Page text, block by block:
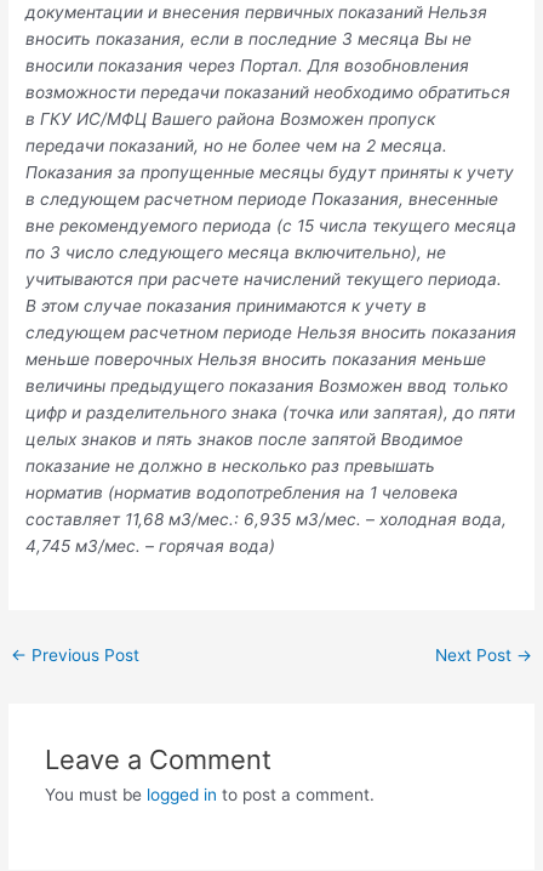
документации и внесения первичных показаний Нельзя
вносить показания, если в последние 3 месяца Вы не
вносили показания через Портал. Для возобновления
возможности передачи показаний необходимо обратиться
в ГКУ ИС/МФЦ Вашего района Возможен пропуск
передачи показаний, но не более чем на 2 месяца.
Показания за пропущенные месяцы будут приняты к учету
в следующем расчетном периоде Показания, внесенные
вне рекомендуемого периода (с 15 числа текущего месяца
по 3 число следующего месяца включительно), не
учитываются при расчете начислений текущего периода.
В этом случае показания принимаются к учету в
следующем расчетном периоде Нельзя вносить показания
меньше поверочных Нельзя вносить показания меньше
величины предыдущего показания Возможен ввод только
цифр и разделительного знака (точка или запятая), до пяти
целых знаков и пять знаков после запятой Вводимое
показание не должно в несколько раз превышать
норматив (норматив водопотребления на 1 человека
составляет 11,68 м3/мес.: 6,935 м3/мес. – холодная вода,
4,745 м3/мес. – горячая вода)
Post
← Previous Post Next Post →
Leave a Comment
You must be logged in to post a comment.